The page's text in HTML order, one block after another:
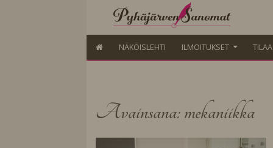
NÄKÖISLEHTI ILMOITUKSET
Avainsana: mekaniikka